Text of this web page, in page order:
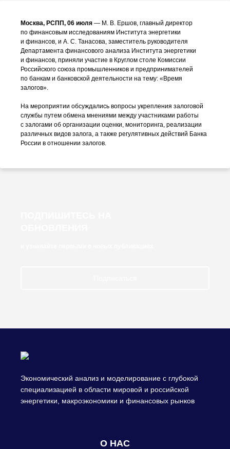
Москва, РСПП, 06 июля — М. В. Ершов, главный директор
по финансовым исследованиям Института энергетики
и финансов, и А. С. Танасова, заместитель руководителя
Департамента финансового анализа Института энергетики
и финансов, приняли участие в Круглом столе Комиссии
Российского союза промышленников и предпринимателей
по банкам и банковской деятельности на тему: «Время
залогов».
На мероприятии обсуждались вопросы укрепления залоговой
службы путем обмена мнениями между участниками работы
с залогами об организации оценки, мониторинга, реализации
различных видов залога, а также регулятивных действий Банка
России в отношении залогов.
Экономический анализ и моделирование с глубокой
специализацией в области мировой и российской
энергетики, макроэкономики и финансовых рынков
О НАС